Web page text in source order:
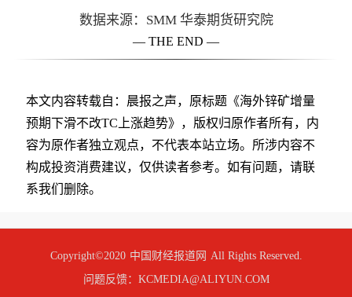
数据来源：SMM 华泰期货研究院
— THE END —
本文内容转载自：晨报之声，原标题《海外锌矿增量
预期下滑不改TC上涨趋势》，版权归原作者所有，内
容为原作者独立观点，不代表本站立场。所涉内容不
构成投资消费建议，仅供读者参考。如有问题，请联
系我们删除。
Copyright©2020 中国财经报道网 All Rights Reserved.
问题反馈：KCMEDIA@ALIYUN.COM